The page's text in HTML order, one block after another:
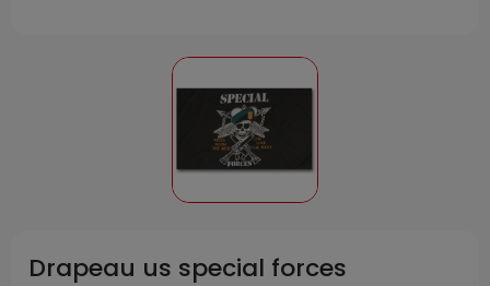
Drapeau us special forces